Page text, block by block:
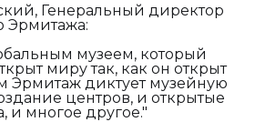
Генеральный директор
Эрмитажа:
музеем, который
миру так, как он открыт
Эрмитаж диктует музейную
центров, и открытые
многое другое."